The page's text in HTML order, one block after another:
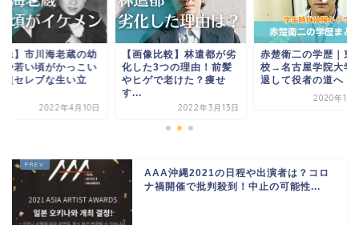
【画像比較】林遣都が劣
化した3つの理由！前髪
やヒゲで老けた？痩せ
2022年3月13日
赤楚衛二の学歴｜東邦高
校→名古屋学院大学を中
退して役者の道へ！
【画像】市川
少期や若い頃
い！超セレブ
AAA沖縄2021の日程や出演者は？コロ
ナ禍開催で批判殺到！中止の可能性...